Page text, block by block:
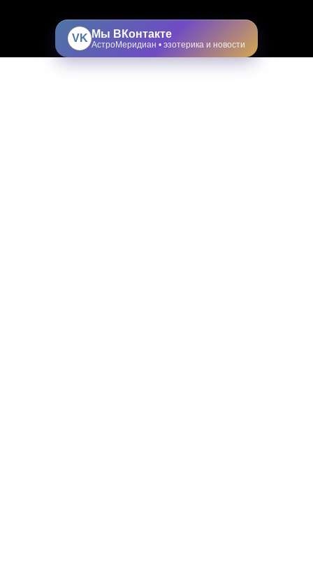
VK Мы ВКонтакте
АстроМеридиан • эзотерика и новости